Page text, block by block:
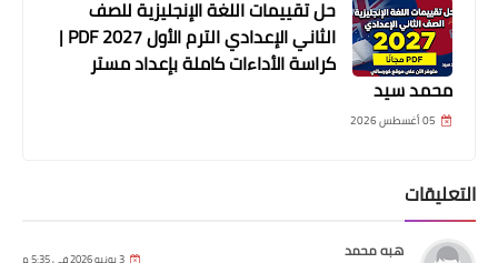
حل تقييمات اللغة الإنجليزية للصف
الثاني الإعدادي الترم الأول 2027 PDF |
كراسة الأداءات كاملة بإعداد مستر
محمد سيد
05 أغسطس 2026
التعليقات
هبه محمد 3 يونيو 2026 في 5:35 م